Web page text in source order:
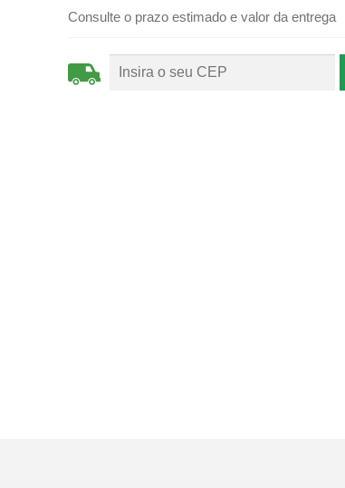
Consulte o prazo estimado e valor da entrega